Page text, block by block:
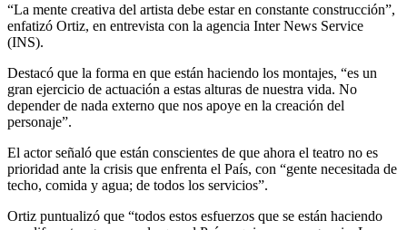
“La mente creativa del artista debe estar en constante construcción”,
enfatizó Ortiz, en entrevista con la agencia Inter News Service
(INS).
Destacó que la forma en que están haciendo los montajes, “es un
gran ejercicio de actuación a estas alturas de nuestra vida. No
depender de nada externo que nos apoye en la creación del
personaje”.
El actor señaló que están conscientes de que ahora el teatro no es
prioridad ante la crisis que enfrenta el País, con “gente necesitada de
techo, comida y agua; de todos los servicios”.
Ortiz puntualizó que “todos estos esfuerzos que se están haciendo